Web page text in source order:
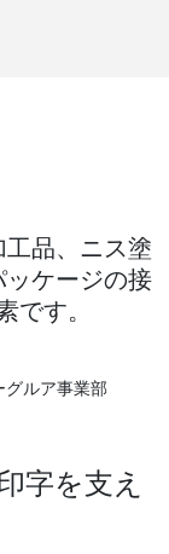
品、ニス塗
ケージの接
す。
ルア事業部
字を支え